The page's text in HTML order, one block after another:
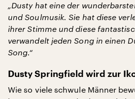
„Dusty hat eine der
und Soulmusik. Sie hat diese
ihrer Stimme und diese
verwandelt jeden Song in einen
Song.“
Dusty Springfield wird zur
Wie so viele schwule Männer